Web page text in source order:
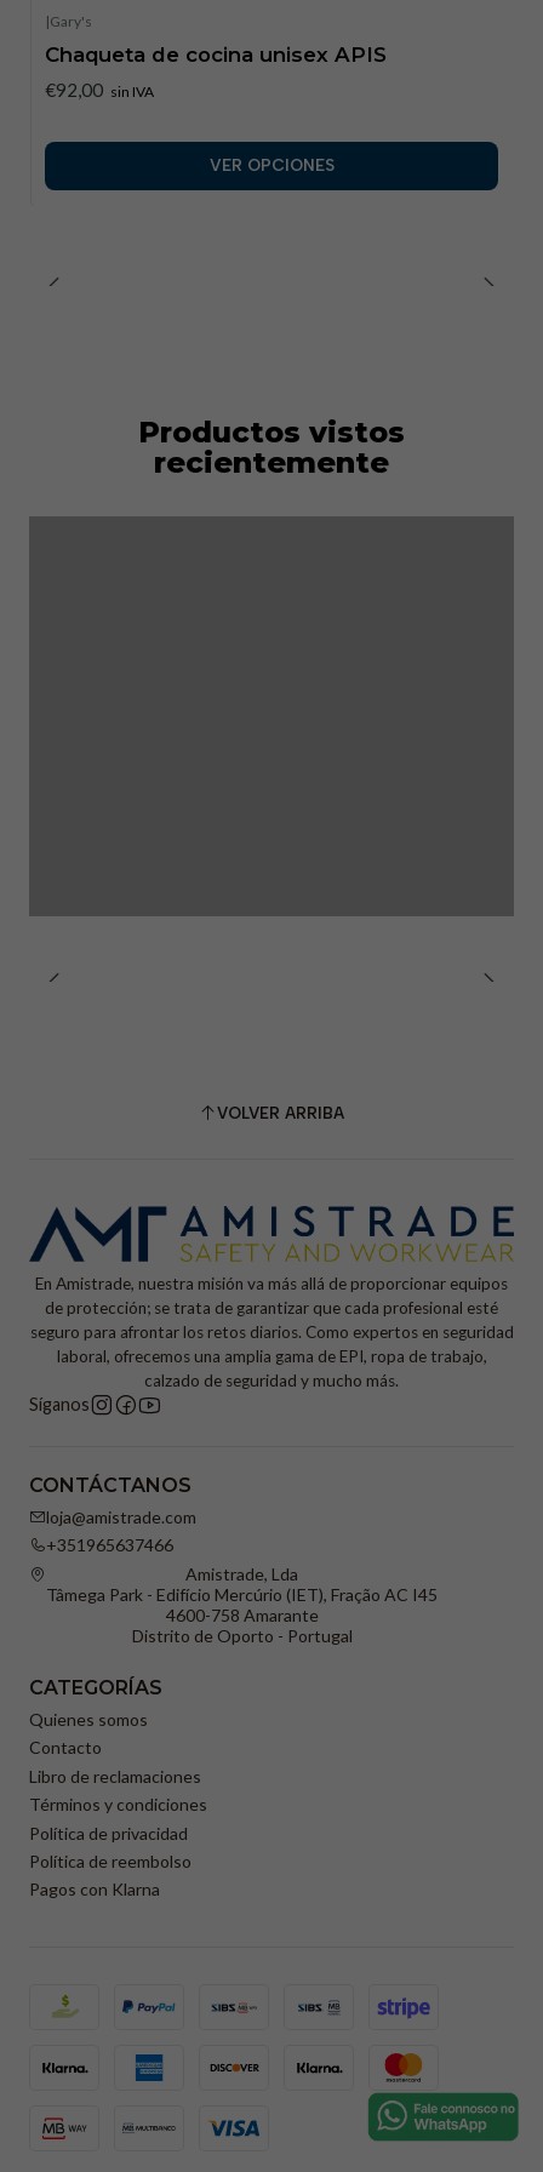
|Gary's
Chaqueta de cocina unisex APIS
€92,00 sin IVA
VER OPCIONES
Productos vistos
recientemente
VOLVER ARRIBA
En Amistrade, nuestra misión va más allá de proporcionar equipos
de protección; se trata de garantizar que cada profesional esté
seguro para afrontar los retos diarios. Como expertos en seguridad
laboral, ofrecemos una amplia gama de EPI, ropa de trabajo,
calzado de seguridad y mucho más.
Síganos
CONTÁCTANOS
loja@amistrade.com
+351965637466
Amistrade, Lda
Tâmega Park - Edifício Mercúrio (IET), Fração AC I45
4600-758 Amarante
Distrito de Oporto - Portugal
CATEGORÍAS
Quienes somos
Contacto
Libro de reclamaciones
Términos y condiciones
Política de privacidad
Política de reembolso
Pagos con Klarna